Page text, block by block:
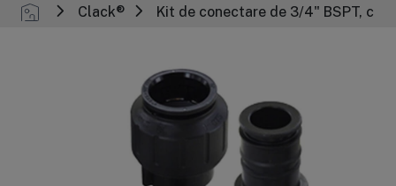
Clack®
Kit de conectare de 3/4" BSPT, cu